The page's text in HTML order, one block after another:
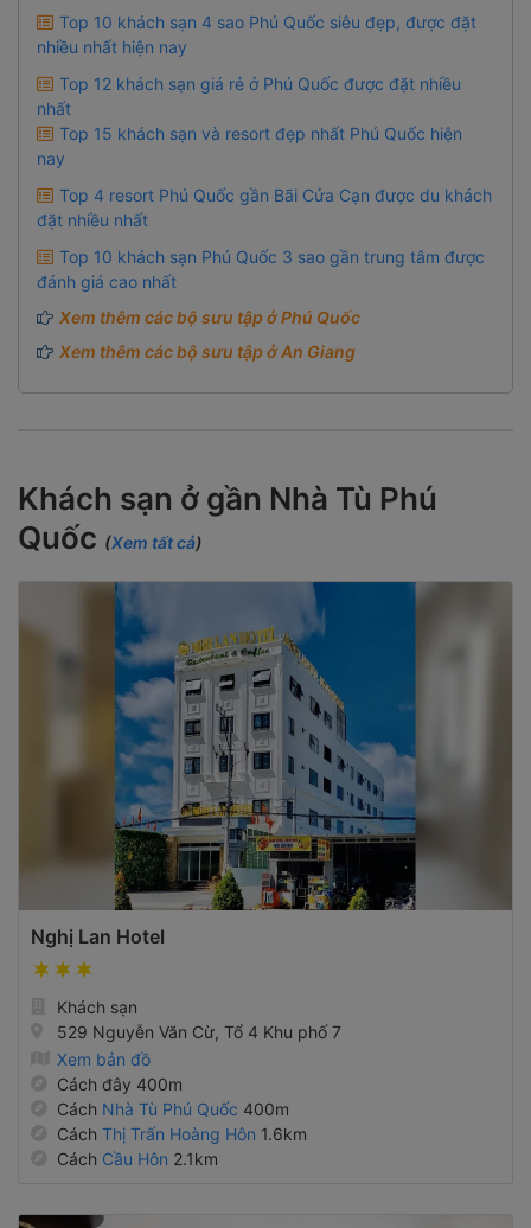
Top 10 khách sạn 4 sao Phú Quốc siêu đẹp, được đặt
nhiều nhất hiện nay
Top 12 khách sạn giá rẻ ở Phú Quốc được đặt nhiều
nhất
Top 15 khách sạn và resort đẹp nhất Phú Quốc hiện
nay
Top 4 resort Phú Quốc gần Bãi Cửa Cạn được du khách
đặt nhiều nhất
Top 10 khách sạn Phú Quốc 3 sao gần trung tâm được
đánh giá cao nhất
Xem thêm các bộ sưu tập ở Phú Quốc
Xem thêm các bộ sưu tập ở An Giang
Khách sạn ở gần Nhà Tù Phú
Quốc (Xem tất cả)
Nghị Lan Hotel
Khách sạn
529 Nguyễn Văn Cừ, Tổ 4 Khu phố 7
Xem bản đồ
Cách đây 400m
Cách Nhà Tù Phú Quốc 400m
Cách Thị Trấn Hoàng Hôn 1.6km
Cách Cầu Hôn 2.1km